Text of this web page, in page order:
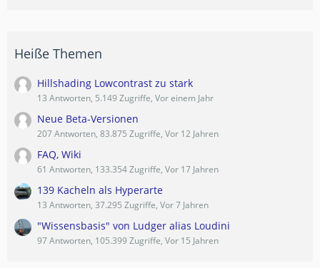
Heiße Themen
Hillshading Lowcontrast zu stark
13 Antworten, 5.149 Zugriffe, Vor einem Jahr
Neue Beta-Versionen
207 Antworten, 83.875 Zugriffe, Vor 12 Jahren
FAQ, Wiki
61 Antworten, 133.354 Zugriffe, Vor 17 Jahren
139 Kacheln als Hyperarte
13 Antworten, 37.295 Zugriffe, Vor 7 Jahren
"Wissensbasis" von Ludger alias Loudini
97 Antworten, 105.399 Zugriffe, Vor 15 Jahren